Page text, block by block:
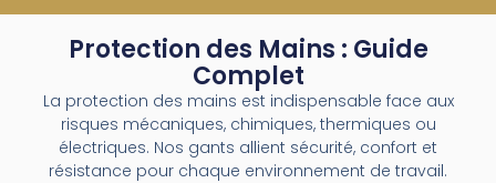
Protection des Mains : Guide
Complet
La protection des mains est indispensable face aux
risques mécaniques, chimiques, thermiques ou
électriques. Nos gants allient sécurité, confort et
résistance pour chaque environnement de travail.